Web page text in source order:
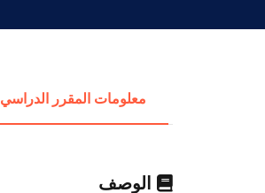
معلومات المقرر الدراسي
الوصف